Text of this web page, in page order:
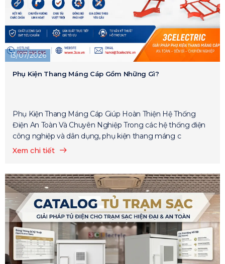
13/07/2026
Phụ Kiện Thang Máng Cáp Gồm Những Gì?
Phụ Kiện Thang Máng Cáp Giúp Hoàn Thiện Hệ Thống
Điện An Toàn Và Chuyên Nghiệp Trong các hệ thống điện
công nghiệp và dân dụng, phụ kiện thang máng c
Xem chi tiết